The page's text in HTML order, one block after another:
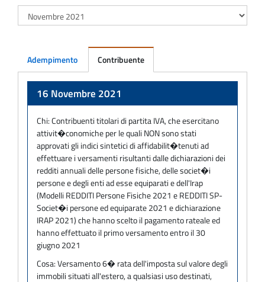
Adempimento Contribuente
16 Novembre 2021
Chi:Contribuenti titolari di partita IVA, che esercitano
attivit�conomiche per le quali NON sono stati
approvati gli indici sintetici di affidabilit�tenuti ad
effettuare i versamenti risultanti dalle dichiarazioni dei
redditi annuali delle persone fisiche, delle societ�i
persone e degli enti ad esse equiparati e dell'Irap
(Modelli REDDITI Persone Fisiche 2021 e REDDITI SP-
Societ�i persone ed equiparate 2021 e dichiarazione
IRAP 2021) che hanno scelto il pagamento rateale ed
hanno effettuato il primo versamento entro il 30
giugno 2021
Cosa:Versamento 6� rata dell'imposta sul valore degli
immobili situati all'estero, a qualsiasi uso destinati,